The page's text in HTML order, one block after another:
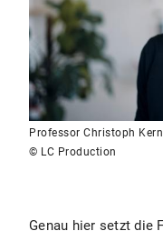
Professor Christoph Kern
© LC Production
Genau hier setzt die